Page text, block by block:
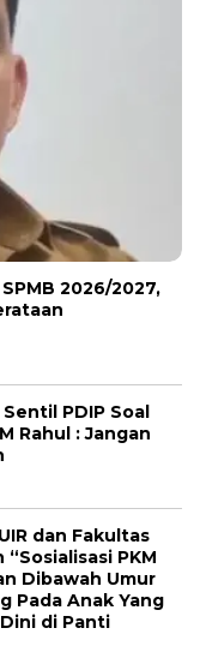
2026/2027,
PDIP Soal
Rahul : Jangan
dan Fakultas
PKM
Dibawah Umur
Pada Anak Yang
di Panti